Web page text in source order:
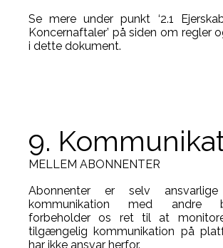
Se mere under punkt ‘2.1
Koncernaftaler’ på siden om regler
i dette dokument.
9.
MELLEM ABONNENTER
Abonnenter er selv
kommunikation med andre
forbeholder os ret til at
tilgængelig kommunikation på
har ikke ansvar herfor.